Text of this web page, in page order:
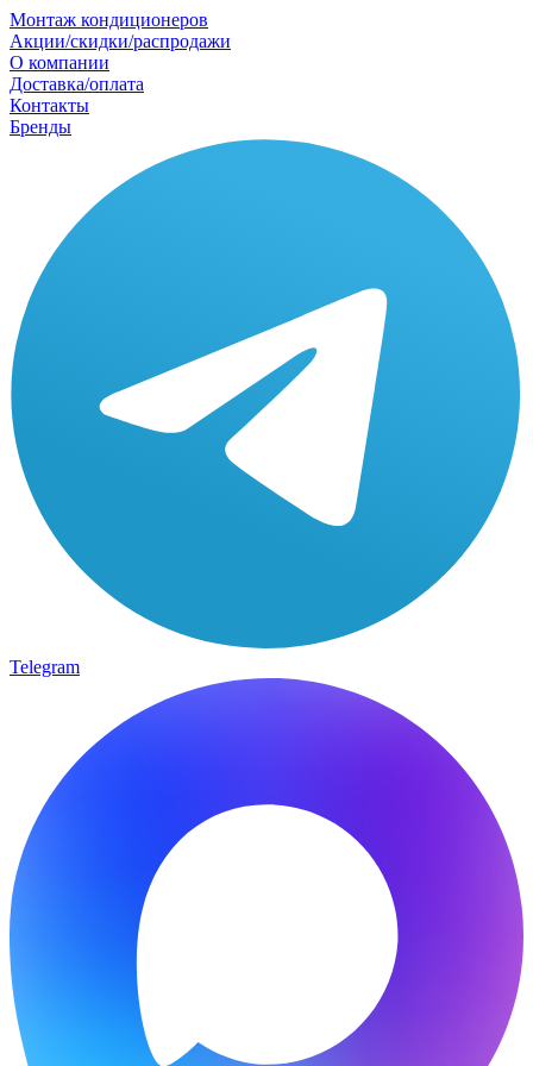
Монтаж кондиционеров
Акции/скидки/распродажи
О компании
Доставка/оплата
Контакты
Бренды
Telegram